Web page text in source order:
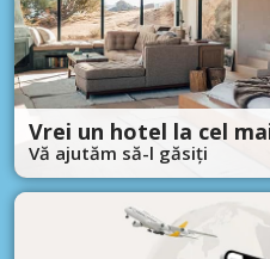
Vrei un hotel la cel
Vă ajutăm să-l găsiți